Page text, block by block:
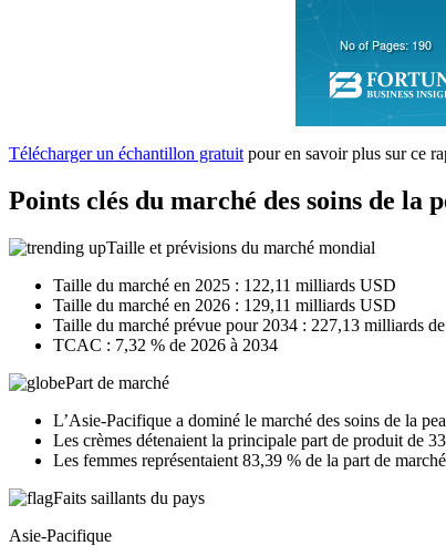
Télécharger un échantillon gratuit pour en savoir plus sur ce
Points clés du marché des soins de la
Taille et prévisions du marché mondial
Taille du marché en 2025 : 122,11 milliards USD
Taille du marché en 2026 : 129,11 milliards USD
Taille du marché prévue pour 2034 : 227,13 milliards
TCAC : 7,32 % de 2026 à 2034
Part de marché
L’Asie-Pacifique a dominé le marché des soins de la
Les crèmes détenaient la principale part de produit de
Les femmes représentaient 83,39 % de la part de
Faits saillants du pays
Asie-Pacifique